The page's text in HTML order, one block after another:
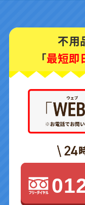
不用
「最短即